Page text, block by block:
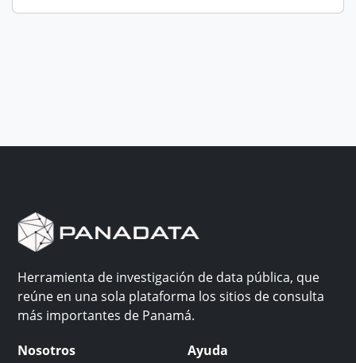
Herramienta de investigación de data pública, que
reúne en una sola plataforma los sitios de consulta
más importantes de Panamá.
Nosotros
Ayuda